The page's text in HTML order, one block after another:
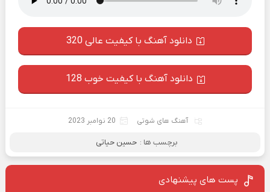
دانلود آهنگ با کیفیت عالی 320
دانلود آهنگ با کیفیت خوب 128
آهنگ های شوتی 20 نوامبر 2023
برچسب ها : حسین حیاتی
پست های پیشنهادی